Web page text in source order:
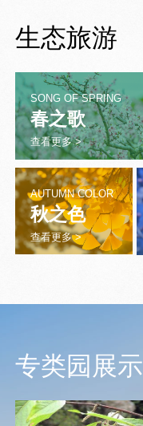
生态旅游
SONG OF SPRING
春之歌
查看更多 >
AUTUMN COLOR
秋之色
查看更多 >
专类园展示